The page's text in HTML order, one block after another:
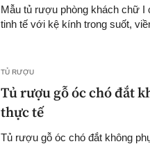
Mẫu tủ rượu phòng khách chữ I
tinh tế với kệ kính trong suốt,
TỦ RƯỢU
Tủ rượu gỗ óc chó đắt
thực tế
Tủ rượu gỗ óc chó đắt không